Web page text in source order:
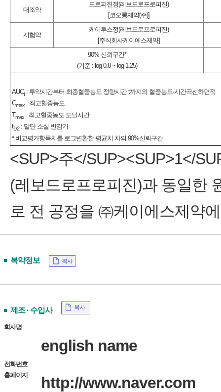
대조약
드로피진정(레보드로프로피진)
[코오롱제약(주)]
시험약
케이투스정(레보드로프로피진)
[주식회사케이에스제약]
90% 신뢰구간*
(기준 : log 0.8 ~ log 1.25)
AUCt: 투약시간부터 최종혈중농도 정량시간 t까지의 혈중농도-시간곡선하면적
Cmax : 최고혈중농도
Tmax : 최고혈중농도 도달시간
t1/2: 말단 소실 반감기
* 비교평가항목치를 로그변환한 평균치 차의 90%신뢰구간
˂SUP>주˂/SUP>˂SUP>1˂/
(레보드로프로피진)과 동일한
로 전 공정을 ㈜케이에스제약
복약정보 복사
제조 · 수입사 복사
회사명
english name
전화번호
홈페이지
http://www.naver.com